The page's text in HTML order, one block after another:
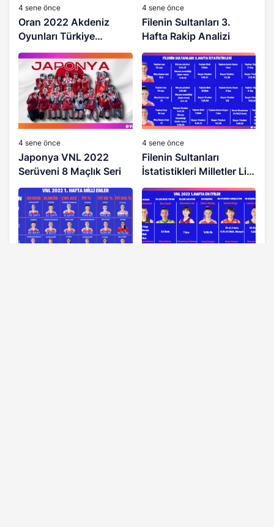
4 sene önce
Oran 2022 Akdeniz
Oyunları Türkiye
Cezayir İstatistikleri
4 sene önce
Filenin Sultanları 3.
Hafta Rakip Analizi
4 sene önce
Japonya VNL 2022
Serüveni 8 Maçlık Seri
4 sene önce
Filenin Sultanları
İstatistikleri Milletler Ligi
İkinci Hafta